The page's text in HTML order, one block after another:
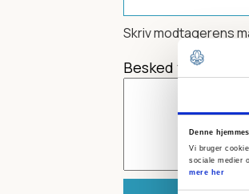
Denne
Vi bruger
sociale medier
mere her
Skriv modtagerens
Besked til